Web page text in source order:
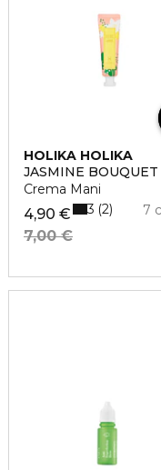
HOLIKA HOLIKA
JASMINE
Crema Mani
4,90 €
7,00 €
7
3 2